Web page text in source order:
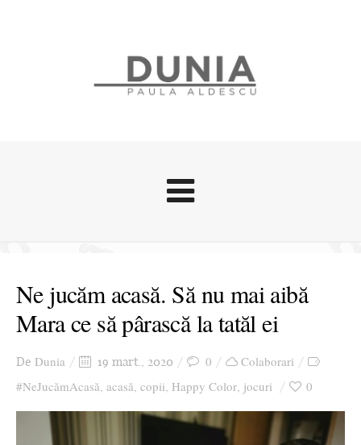
Stari afective
Zice Dunia
Călătorii
Cursuri povestite
Ziua culorii
Ne jucăm acasă. Să nu mai aibă
Mara ce să pârască la tatăl ei
De Dunia 19 mart., 2020 0
Colaborari
#NeJucămAcasă, acasă, copii, Happy Color, jocuri 0